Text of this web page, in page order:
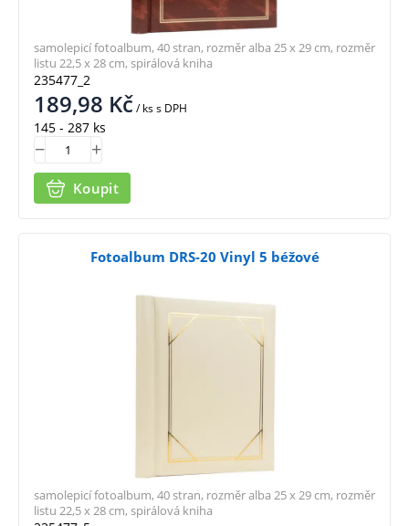
235477_2
189,98 Kč/ kss DPH
145 - 287 ks
Koupit
samolepicí fotoalbum, 40 stran, rozměr alba 25 x 29 cm, rozměr
listu 22,5 x 28 cm, spirálová kniha
Fotoalbum DRS-20 Vinyl 5 béžové
samolepicí fotoalbum, 40 stran, rozměr alba 25 x 29 cm, rozměr
listu 22,5 x 28 cm, spirálová kniha